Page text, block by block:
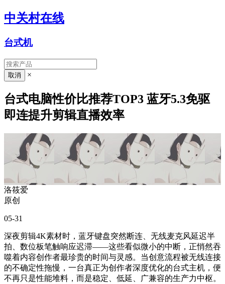
中关村在线
台式机
×
台式电脑性价比推荐TOP3 蓝牙5.3免驱
即连提升剪辑直播效率
洛筱爱
原创
05-31
深夜剪辑4K素材时，蓝牙键盘突然断连、无线麦克风延迟半
拍、数位板笔触响应迟滞——这些看似微小的中断，正悄然吞
噬着内容创作者最珍贵的时间与灵感。当创意流程被无线连接
的不确定性拖慢，一台真正为创作者深度优化的台式主机，便
不再只是性能堆料，而是稳定、低延、广兼容的生产力中枢。